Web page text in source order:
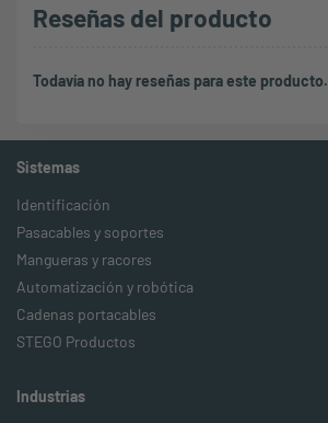
Reseñas del producto
Todavía no hay reseñas para este producto.
Sistemas
Identificación
Pasacables y soportes
Mangueras y racores
Automatización y robótica
Cadenas portacables
STEGO Productos
Industrias